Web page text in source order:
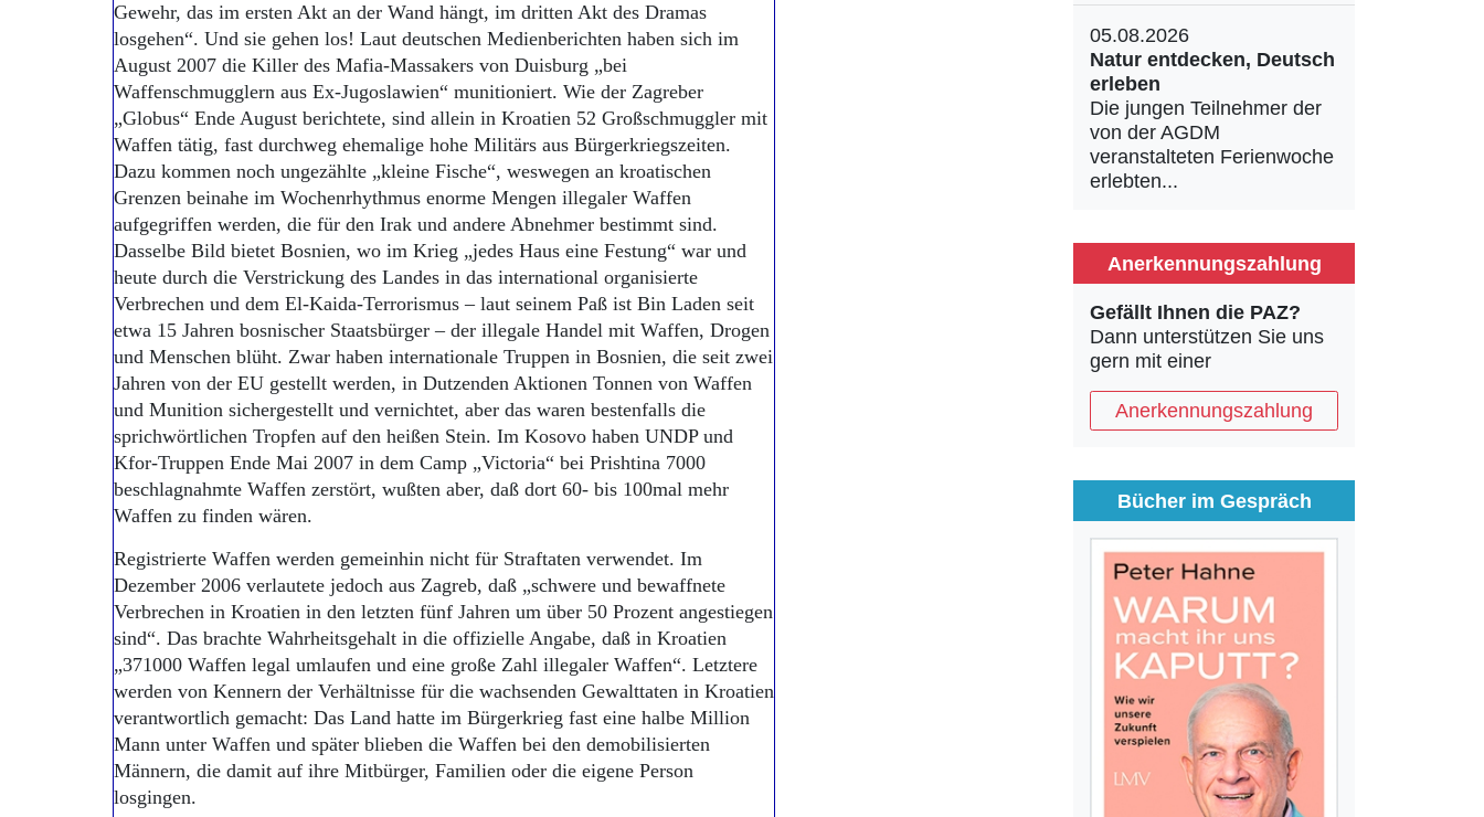
Gewehr, das im ersten Akt an der Wand hängt, im dritten Akt des Dramas
losgehen“. Und sie gehen los! Laut deutschen Medienberichten haben sich im
August 2007 die Killer des Mafia-Massakers von Duisburg „bei
Waffenschmugglern aus Ex-Jugoslawien“ munitioniert. Wie der Zagreber
„Globus“ Ende August berichtete, sind allein in Kroatien 52 Großschmuggler mit
Waffen tätig, fast durchweg ehemalige hohe Militärs aus Bürgerkriegszeiten.
Dazu kommen noch ungezählte „kleine Fische“, weswegen an kroatischen
Grenzen beinahe im Wochenrhythmus enorme Mengen illegaler Waffen
aufgegriffen werden, die für den Irak und andere Abnehmer bestimmt sind.
Dasselbe Bild bietet Bosnien, wo im Krieg „jedes Haus eine Festung“ war und
heute durch die Verstrickung des Landes in das international organisierte
Verbrechen und dem El-Kaida-Terrorismus – laut seinem Paß ist Bin Laden seit
etwa 15 Jahren bosnischer Staatsbürger – der illegale Handel mit Waffen, Drogen
und Menschen blüht. Zwar haben internationale Truppen in Bosnien, die seit zwei
Jahren von der EU gestellt werden, in Dutzenden Aktionen Tonnen von Waffen
und Munition sichergestellt und vernichtet, aber das waren bestenfalls die
sprichwörtlichen Tropfen auf den heißen Stein. Im Kosovo haben UNDP und
Kfor-Truppen Ende Mai 2007 in dem Camp „Victoria“ bei Prishtina 7000
beschlagnahmte Waffen zerstört, wußten aber, daß dort 60- bis 100mal mehr
Waffen zu finden wären.
Registrierte Waffen werden gemeinhin nicht für Straftaten verwendet. Im
Dezember 2006 verlautete jedoch aus Zagreb, daß „schwere und bewaffnete
Verbrechen in Kroatien in den letzten fünf Jahren um über 50 Prozent angestiegen
sind“. Das brachte Wahrheitsgehalt in die offizielle Angabe, daß in Kroatien
„371000 Waffen legal umlaufen und eine große Zahl illegaler Waffen“. Letztere
werden von Kennern der Verhältnisse für die wachsenden Gewalttaten in Kroatien
verantwortlich gemacht: Das Land hatte im Bürgerkrieg fast eine halbe Million
Mann unter Waffen und später blieben die Waffen bei den demobilisierten
Männern, die damit auf ihre Mitbürger, Familien oder die eigene Person
losgingen.
05.08.2026
Natur entdecken, Deutsch
erleben
Die jungen Teilnehmer der
von der AGDM
veranstalteten Ferienwoche
erlebten...
Anerkennungszahlung
Gefällt Ihnen die PAZ?
Dann unterstützen Sie uns
gern mit einer
Anerkennungszahlung
Bücher im Gespräch